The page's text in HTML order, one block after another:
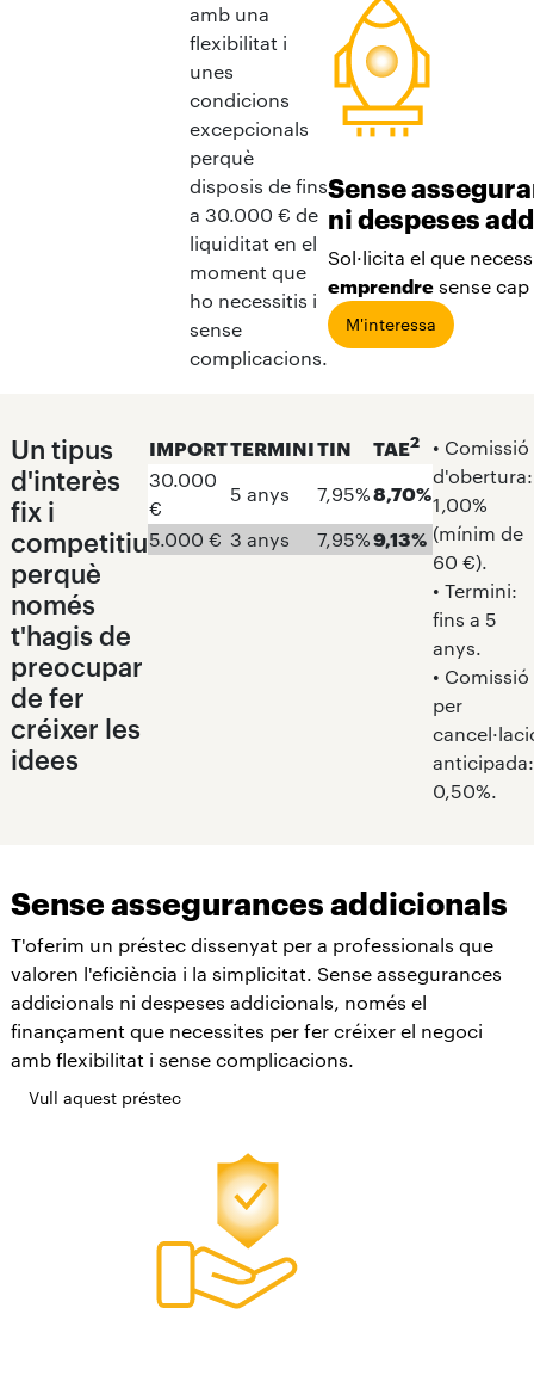
amb una
flexibilitat i
unes
condicions
excepcionals
perquè
disposis de fins
a 30.000 € de
liquiditat en el
moment que
ho necessitis i
sense
complicacions.
Sense
ni despeses
Sol·licita el que
emprendresense
M'interessa
Un tipus
d'interès
fix i
competitiu
perquè
només
t'hagis de
preocupar
de fer
créixer les
idees
IMPORTTERMINITIN TAE2
30.000
€
5 anys 7,95%8,70%
5.000 € 3 anys 7,95%9,13%
• Comissió
d'obertura:
1,00%
(mínim de
60 €).
• Termini:
fins a 5
anys.
• Comissió
per
anticipada:
0,50%.
Sense assegurances addicionals
T'oferim un préstec dissenyat per a professionals que
valoren l'eficiència i la simplicitat. Sense assegurances
addicionals ni despeses addicionals, només el
finançament que necessites per fer créixer el negoci
amb flexibilitat i sense complicacions.
Vull aquest préstec